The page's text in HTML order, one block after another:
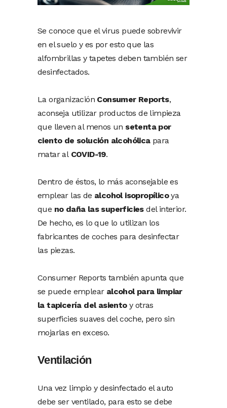
Se conoce que el virus puede sobrevivir
en el suelo y es por esto que las
alfombrillas y tapetes deben también ser
desinfectados.
La organización Consumer Reports,
aconseja utilizar productos de limpieza
que lleven al menos un setenta por
ciento de solución alcohólicapara
matar al COVID-19.
Dentro de éstos, lo más aconsejable es
emplear las de alcohol isopropílicoya
que no daña las superficiesdel interior.
De hecho, es lo que lo utilizan los
fabricantes de coches para desinfectar
las piezas.
Consumer Reports también apunta que
se puede emplear alcohol para limpiar
la tapicería del asientoy otras
superficies suaves del coche, pero sin
mojarlas en exceso.
Ventilación
Una vez limpio y desinfectado el auto
debe ser ventilado, para esto se debe